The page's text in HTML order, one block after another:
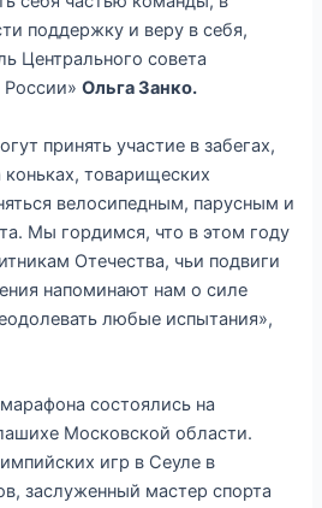
поддержку и веру в себя,
Центрального совета
России»Ольга Занко.
принять участие в забегах,
товарищеских
велосипедным, парусным и
Мы гордимся, что в этом году
Отечества, чьи подвиги
напоминают нам о силе
любые испытания»,
состоялись на
Московской области.
игр в Сеуле в
заслуженный мастер спорта